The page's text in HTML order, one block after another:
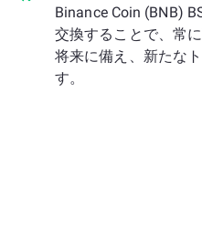
Binance Coin (BNB)
交換することで、常
将来に備え、新たな
す。